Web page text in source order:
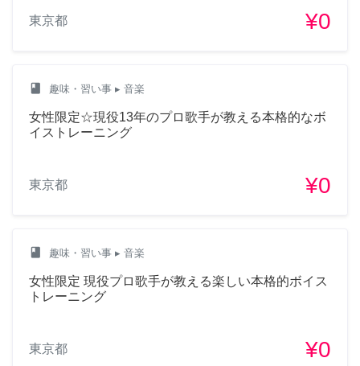
東京都 ¥0
class 趣味・習い事 ▸ 音楽
女性限定☆現役13年のプロ歌手が教える本格的なボ
イストレーニング
東京都 ¥0
class 趣味・習い事 ▸ 音楽
女性限定 現役プロ歌手が教える楽しい本格的ボイス
トレーニング
東京都 ¥0